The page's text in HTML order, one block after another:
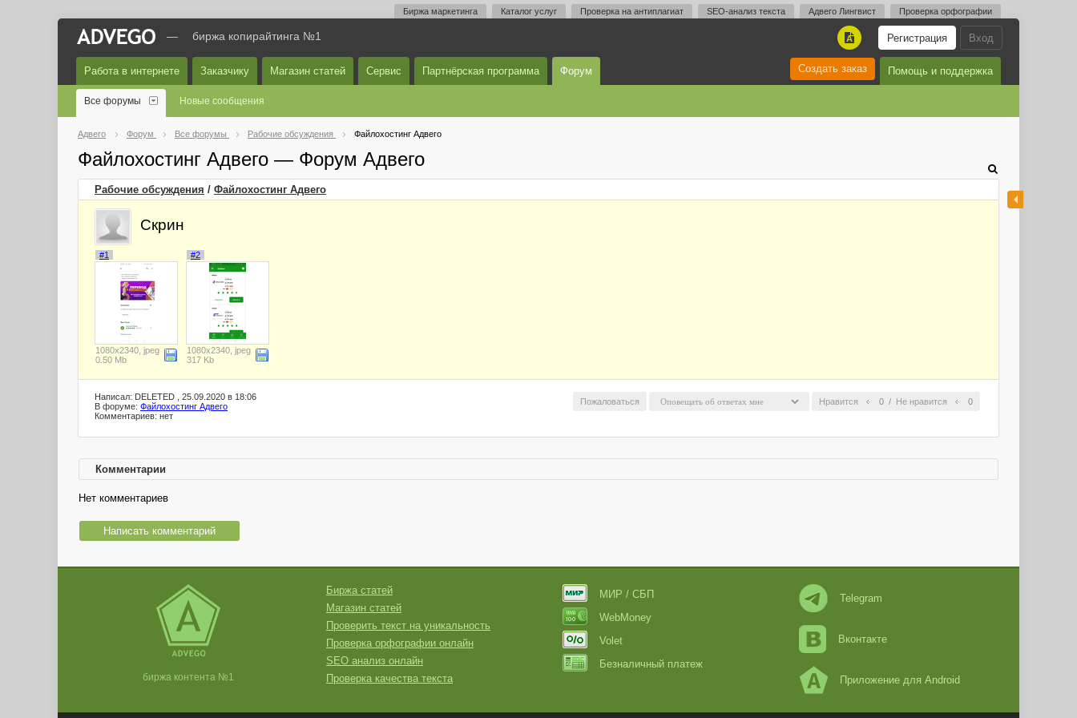
Биржа маркетинга Каталог услуг Проверка на антиплагиат SEO-анализ текста Адвего Лингвист Проверка орфографии
Вход
Регистрация
A
— биржа копирайтинга №1
Работа в интернете Заказчику Магазин статей Сервис Партнёрская программа Форум Помощь и поддержка
Создать заказ
Все форумы Новые сообщения
Адвего Форум Все форумы Рабочие обсуждения Файлохостинг Адвего
Файлохостинг Адвего — Форум Адвего
Рабочие обсуждения / Файлохостинг Адвего
Скрин
#1
1080x2340, jpeg
0.50 Mb
#2
1080x2340, jpeg
317 Kb
Нравится 0 / Не нравится 0
Пожаловаться
Написал: DELETED , 25.09.2020 в 18:06
В форуме: Файлохостинг Адвего
Комментариев: нет
Комментарии
Нет комментариев
Написать комментарий
биржа контента №1
Биржа статей
Магазин статей
Проверить текст на уникальность
Проверка орфографии онлайн
SEO анализ онлайн
Проверка качества текста
МИР / СБП
WebMoney
Volet
Безналичный платеж
Telegram
Вконтакте
Приложение для Android